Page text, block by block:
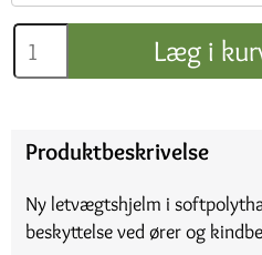
Læg i
Produktbeskrivelse
Ny letvægtshjelm i
beskyttelse ved ører og